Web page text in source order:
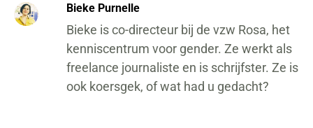
Bieke Purnelle
Bieke is co-directeur bij de vzw Rosa, het
kenniscentrum voor gender. Ze werkt als
freelance journaliste en is schrijfster. Ze is
ook koersgek, of wat had u gedacht?